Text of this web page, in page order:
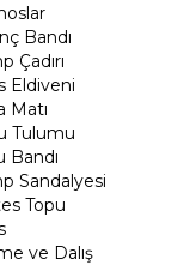
Bandı
Çadırı
Eldiveni
Matı
Tulumu
Bandı
Sandalyesi
Topu
ve Dalış